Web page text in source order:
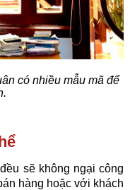
có nhiều mẫu mã để
sẽ không ngại công
hàng hoặc với khách